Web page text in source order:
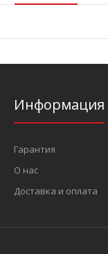
Информация
Гарантия
О нас
Доставка и оплата